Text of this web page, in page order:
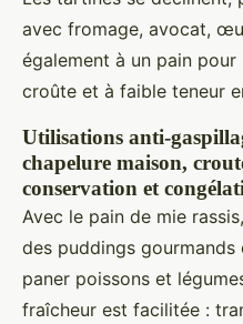
avec fromage, avocat,
également à un pain
croûte et à faible teneur
Utilisations anti-
chapelure maison,
conservation et
Avec le pain de mie
des puddings
paner poissons et
fraîcheur est facilitée :